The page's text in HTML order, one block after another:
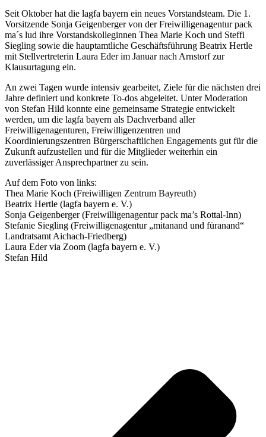
Seit Oktober hat die lagfa bayern ein neues Vorstandsteam. Die 1.
Vorsitzende Sonja Geigenberger von der Freiwilligenagentur pack
ma´s lud ihre Vorstandskolleginnen Thea Marie Koch und Steffi
Siegling sowie die hauptamtliche Geschäftsführung Beatrix Hertle
mit Stellvertreterin Laura Eder im Januar nach Arnstorf zur
Klausurtagung ein.
An zwei Tagen wurde intensiv gearbeitet, Ziele für die nächsten drei
Jahre definiert und konkrete To-dos abgeleitet. Unter Moderation
von Stefan Hild konnte eine gemeinsame Strategie entwickelt
werden, um die lagfa bayern als Dachverband aller
Freiwilligenagenturen, Freiwilligenzentren und
Koordinierungszentren Bürgerschaftlichen Engagements gut für die
Zukunft aufzustellen und für die Mitglieder weiterhin ein
zuverlässiger Ansprechpartner zu sein.
Auf dem Foto von links:
Thea Marie Koch (Freiwilligen Zentrum Bayreuth)
Beatrix Hertle (lagfa bayern e. V.)
Sonja Geigenberger (Freiwilligenagentur pack ma’s Rottal-Inn)
Stefanie Siegling (Freiwilligenagentur „mitanand und füranand“
Landratsamt Aichach-Friedberg)
Laura Eder via Zoom (lagfa bayern e. V.)
Stefan Hild